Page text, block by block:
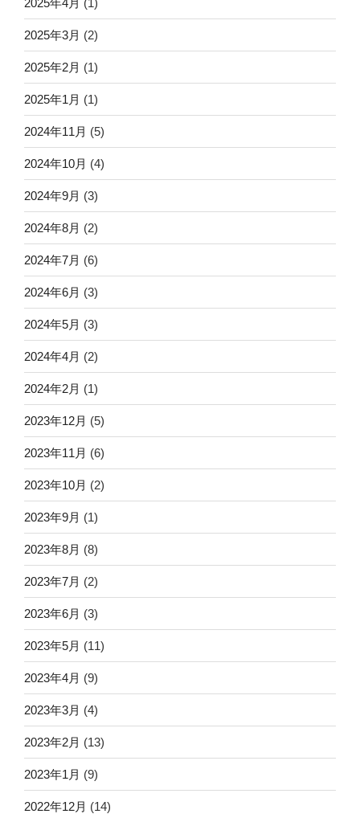
2025年3月 (2)
2025年2月 (1)
2025年1月 (1)
2024年11月 (5)
2024年10月 (4)
2024年9月 (3)
2024年8月 (2)
2024年7月 (6)
2024年6月 (3)
2024年5月 (3)
2024年4月 (2)
2024年2月 (1)
2023年12月 (5)
2023年11月 (6)
2023年10月 (2)
2023年9月 (1)
2023年8月 (8)
2023年7月 (2)
2023年6月 (3)
2023年5月 (11)
2023年4月 (9)
2023年3月 (4)
2023年2月 (13)
2023年1月 (9)
2022年12月 (14)